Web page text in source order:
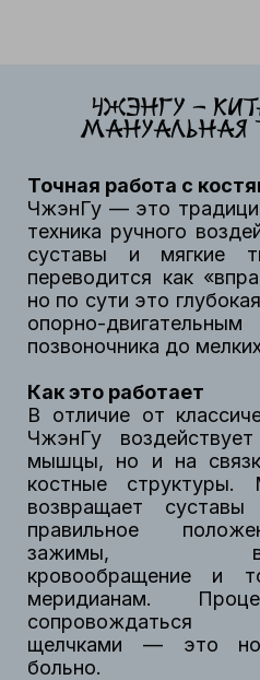
Точная работа с
ЧжэнГу — это
техника ручного
суставы и мягкие
переводится как
но по сути это
опорно-
позвоночника до
Как это работает
В отличие от
ЧжэнГу
мышцы, но и на
костные структуры.
возвращает
правильное
зажимы,
кровообращение и
меридианам.
сопровождаться
щелчками — это
больно.
ЧжэнГу -
мануальная